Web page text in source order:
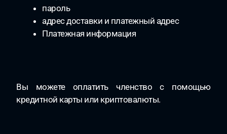
пароль
адрес доставки и платежный адрес
Платежная информация
Вы можете оплатить членство с помощью
кредитной карты или криптовалюты.